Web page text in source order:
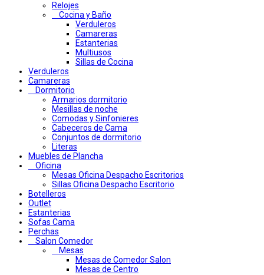
Relojes
Cocina y Baño
Verduleros
Camareras
Estanterias
Multiusos
Sillas de Cocina
Verduleros
Camareras
Dormitorio
Armarios dormitorio
Mesillas de noche
Comodas y Sinfonieres
Cabeceros de Cama
Conjuntos de dormitorio
Literas
Muebles de Plancha
Oficina
Mesas Oficina Despacho Escritorios
Sillas Oficina Despacho Escritorio
Botelleros
Outlet
Estanterias
Sofas Cama
Perchas
Salon Comedor
Mesas
Mesas de Comedor Salon
Mesas de Centro